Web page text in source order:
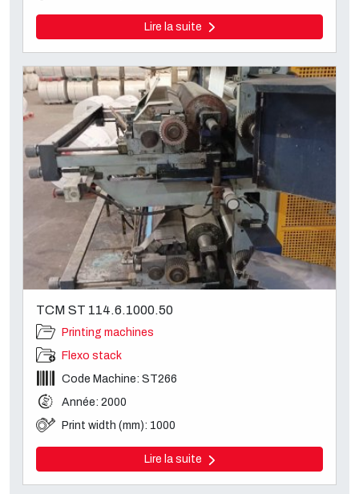
Lire la suite
TCM ST 114.6.1000.50
Printing machines
Flexo stack
Code Machine: ST266
Année: 2000
Print width (mm): 1000
Lire la suite